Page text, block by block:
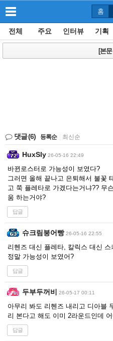
홈
전체 주요 인터뷰 기획
[본
댓글(6) 등록순 최신순
HuxSly 26-05-16 22:49
바뀐로스터로 가능성이 보였다?
그러면 올해 끝나고 은퇴해서 불꽃
고 쭉 플레타로 가겠다는거냐?? 무
움 하는거야?
답글
슈크림붕어빵 26-05-16 22:55
리헨즈 대신 플레타, 칼릭스 대신
정말 가능성이 보였어?
답글
두부두꺼비 26-05-17 00:11
아무리 봐도 리헨즈 내리고 디아블
리 본다고 해도 이미 2라운드인데
답글